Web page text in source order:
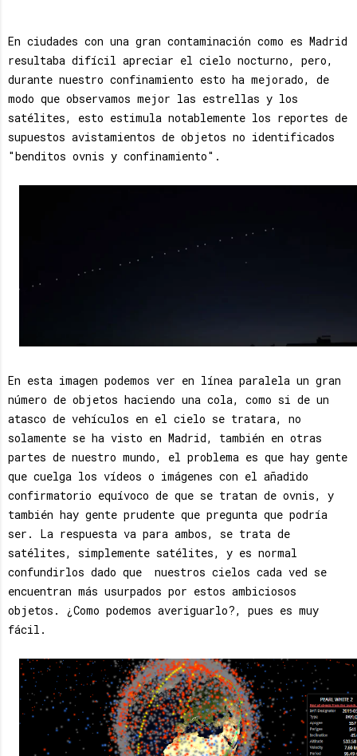
En ciudades con una gran contaminación como es Madrid
resultaba difícil apreciar el cielo nocturno, pero,
durante nuestro confinamiento esto ha mejorado, de
modo que observamos mejor las estrellas y los
satélites, esto estimula notablemente los reportes de
supuestos avistamientos de objetos no identificados
"benditos ovnis y confinamiento".
En esta imagen podemos ver en línea paralela un gran
número de objetos haciendo una cola, como si de un
atasco de vehículos en el cielo se tratara, no
solamente se ha visto en Madrid, también en otras
partes de nuestro mundo, el problema es que hay gente
que cuelga los vídeos o imágenes con el añadido
confirmatorio equívoco de que se tratan de ovnis, y
también hay gente prudente que pregunta que podría
ser. La respuesta va para ambos, se trata de
satélites, simplemente satélites, y es normal
confundirlos dado que nuestros cielos cada ved se
encuentran más usurpados por estos ambiciosos
objetos. ¿Como podemos averiguarlo?, pues es muy
fácil.